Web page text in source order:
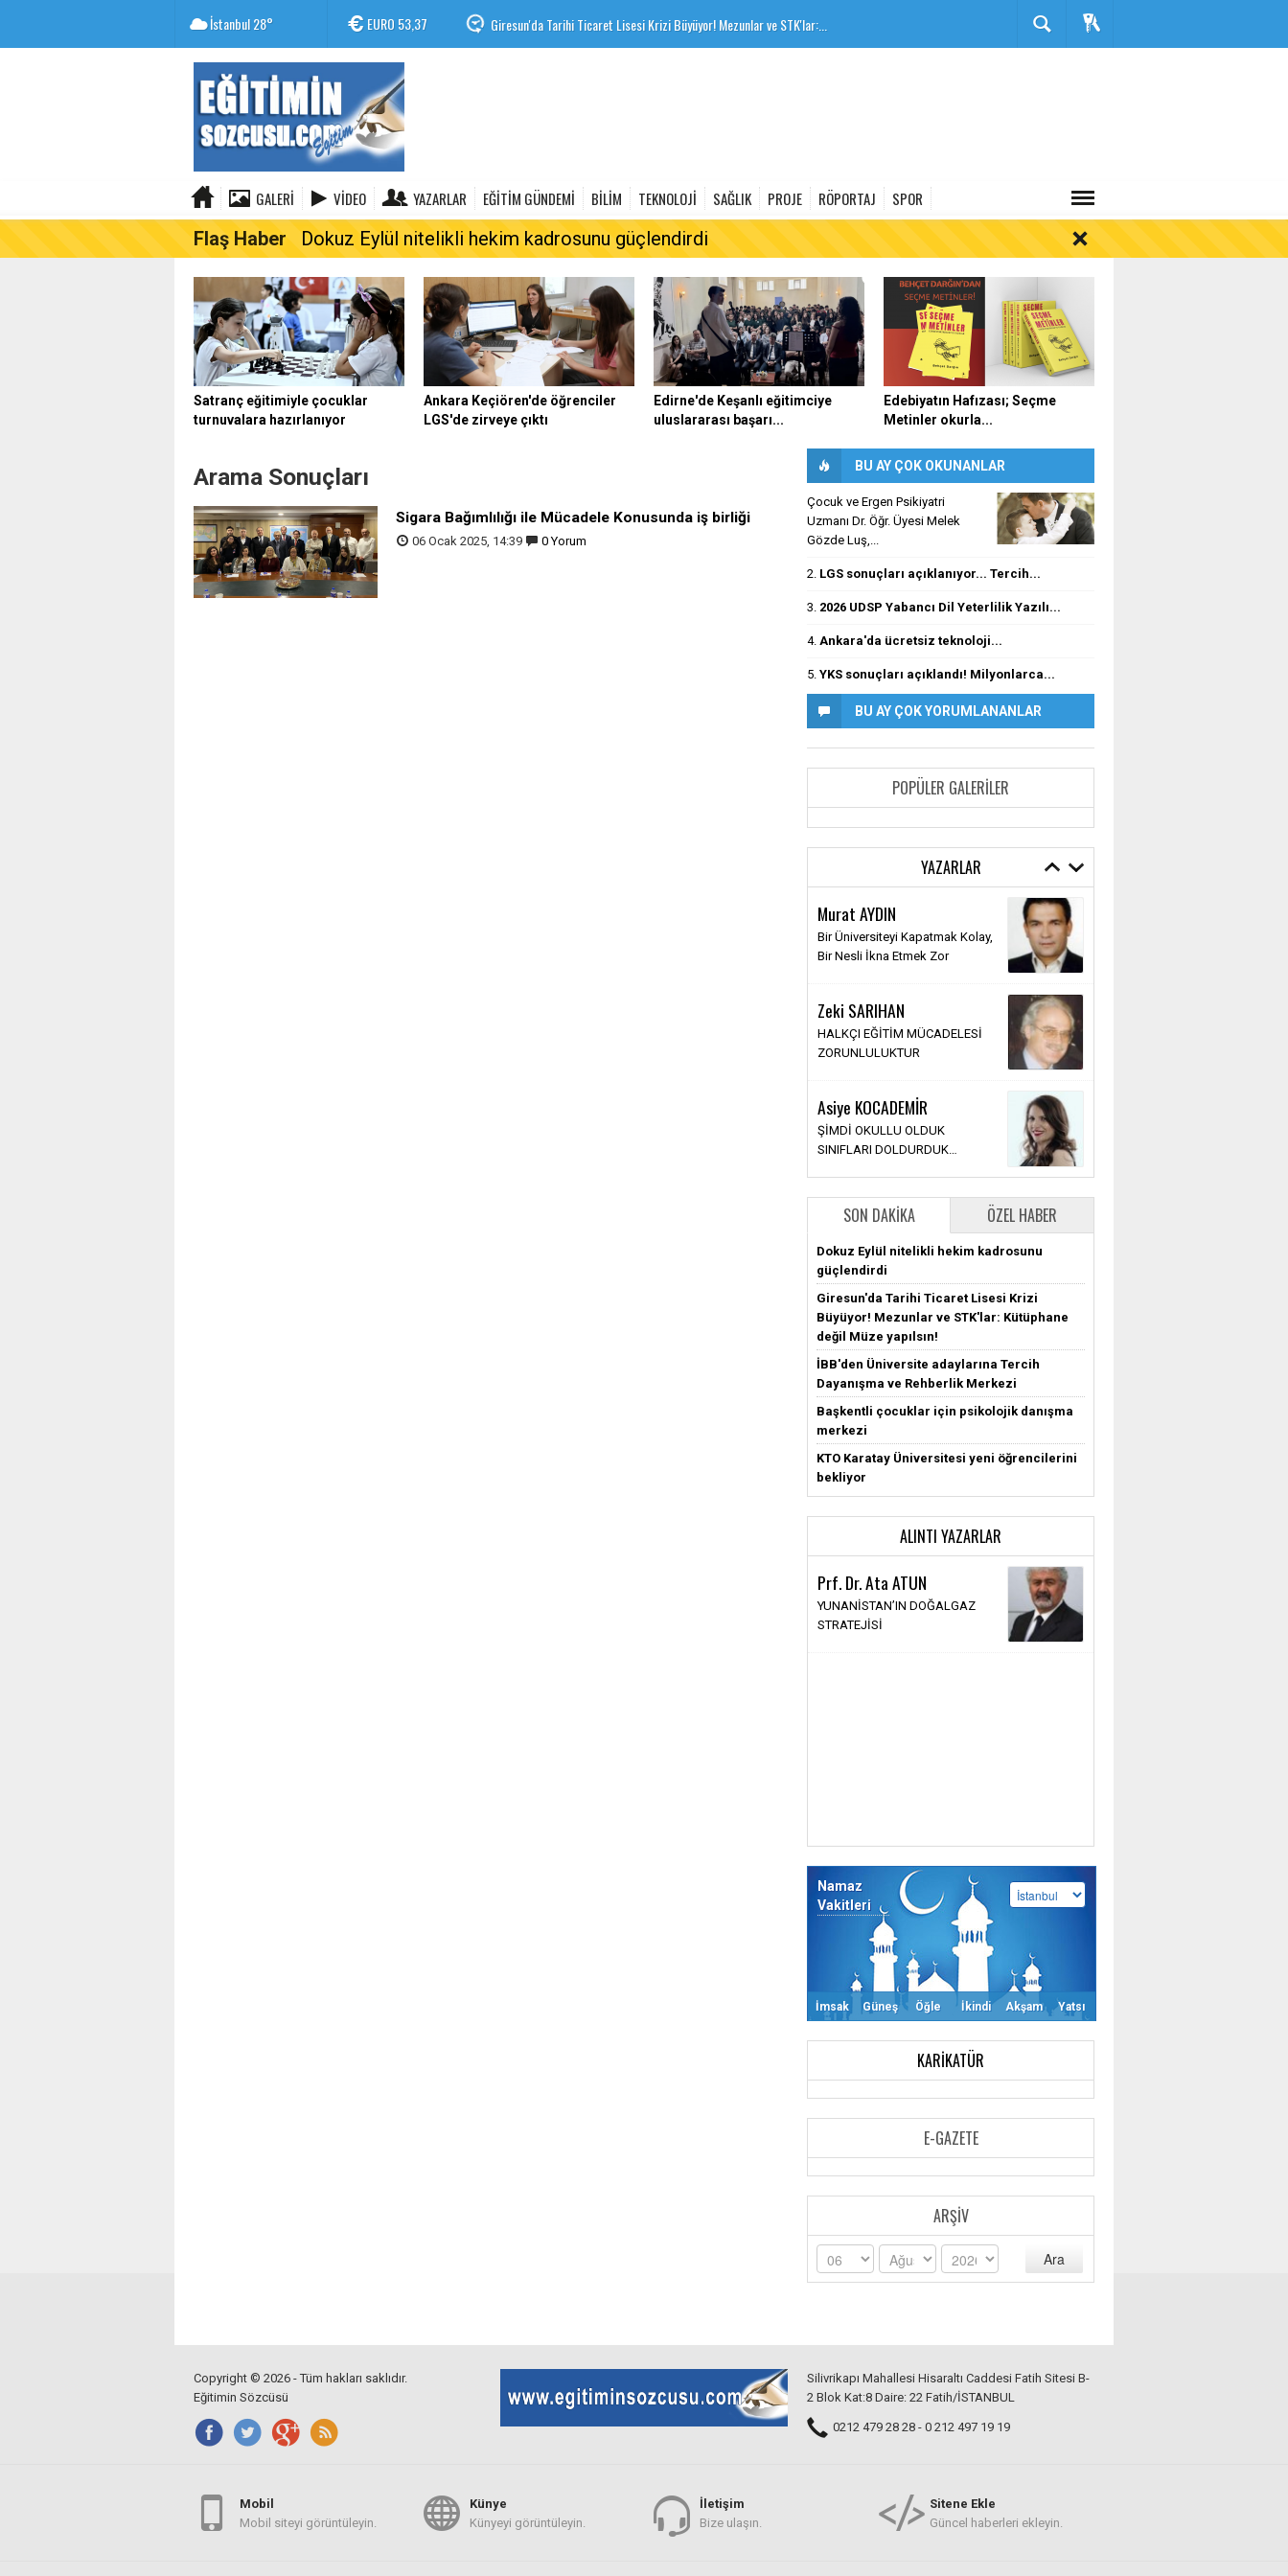
İstanbul28° EURO53,37 Giresun'da Tarihi Ticaret Lisesi Krizi Büyüyor! Mezunlar ve STK'lar:...
GALERI VIDEO YAZARLAR EĞİTİM GÜNDEMİ BİLİM TEKNOLOJİ SAĞLIK PROJE RÖPORTAJ SPOR
Flaş Haber Dokuz Eylül nitelikli hekim kadrosunu güçlendirdi
Satranç eğitimiyle çocuklar
turnuvalara hazırlanıyor
Ankara Keçiören'de öğrenciler
LGS'de zirveye çıktı
Edirne'de Keşanlı eğitimciye
uluslararası başarı...
Edebiyatın Hafızası; Seçme
Metinler okurla...
Arama Sonuçları
Sigara Bağımlılığı ile Mücadele Konusunda iş birliği
06 Ocak 2025, 14:39 0 Yorum
BU AY ÇOK OKUNANLAR
Çocuk ve Ergen Psikiyatri
Uzmanı Dr. Öğr. Üyesi Melek
Gözde Luş,...
2. LGS sonuçları açıklanıyor... Tercih...
3. 2026 UDSP Yabancı Dil Yeterlilik Yazılı...
4. Ankara'da ücretsiz teknoloji...
5. YKS sonuçları açıklandı! Milyonlarca...
BU AY ÇOK YORUMLANANLAR
POPÜLER GALERILER
YAZARLAR
Murat AYDIN
Bir Üniversiteyi Kapatmak Kolay,
Bir Nesli İkna Etmek Zor
Zeki SARIHAN
HALKÇI EĞİTİM MÜCADELESİ
ZORUNLULUKTUR
Asiye KOCADEMİR
ŞİMDİ OKULLU OLDUK
SINIFLARI DOLDURDUK…
Gizem GÖKER
İlişkiler Üzerine Tavsiyeler;
Şimdiki Aklım Olsaydı…
İlkay Kumtepe
YENİ BAKANDAN BEKLENTİLER
Pınar Holt
Sosyal Hayata Dönmenin 7 Yolu
SON DAKIKA ÖZEL HABER
Dokuz Eylül nitelikli hekim kadrosunu
güçlendirdi
Giresun'da Tarihi Ticaret Lisesi Krizi
Büyüyor! Mezunlar ve STK'lar: Kütüphane
değil Müze yapılsın!
İBB'den Üniversite adaylarına Tercih
Dayanışma ve Rehberlik Merkezi
Başkentli çocuklar için psikolojik danışma
merkezi
KTO Karatay Üniversitesi yeni öğrencilerini
bekliyor
ALINTI YAZARLAR
Prf. Dr. Ata ATUN
YUNANİSTAN’IN DOĞALGAZ
STRATEJİSİ
Namaz
Vakitleri
İmsak Güneş Öğle İkindi Akşam Yatsı
KARIKATÜR
E-GAZETE
ARŞIV
Ara
Copyright © 2026 - Tüm hakları saklıdır.
Eğitimin Sözcüsü
Silivrikapı Mahallesi Hisaraltı Caddesi Fatih Sitesi B-
2 Blok Kat:8 Daire: 22 Fatih/İSTANBUL
0212 479 28 28 - 0 212 497 19 19
Mobil
Mobil siteyi görüntüleyin.
Künye
Künyeyi görüntüleyin.
İletişim
Bize ulaşın.
Sitene Ekle
Güncel haberleri ekleyin.